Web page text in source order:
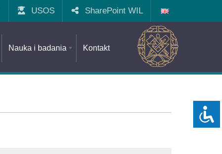
USOS SharePoint WIL
Nauka i badania Kontakt